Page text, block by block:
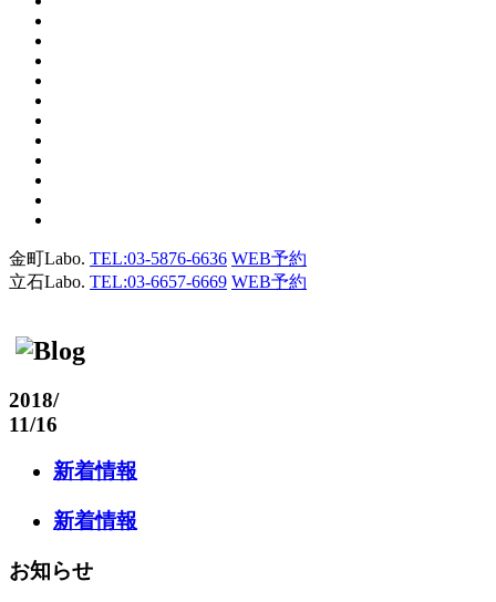
金町Labo. TEL:03-5876-6636 WEB予約
立石Labo. TEL:03-6657-6669 WEB予約
2018/
11/16
新着情報
新着情報
お知らせ